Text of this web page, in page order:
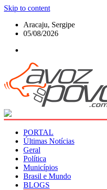
Skip to content
Aracaju, Sergipe
05/08/2026
PORTAL
Últimas Notícias
Geral
Política
Municípios
Brasil e Mundo
BLOGS